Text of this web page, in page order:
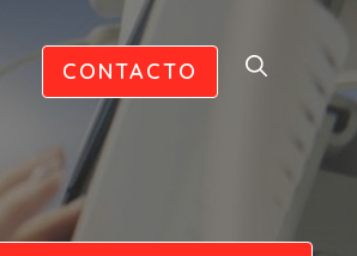
CONTACTO